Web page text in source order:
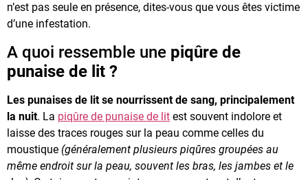
n’est pas seule en présence, dites-vous que vous êtes victime
d’une infestation.
A quoi ressemble une piqûre de
punaise de lit ?
Les punaises de lit se nourrissent de sang, principalement
la nuit. La piqûre de punaise de lit est souvent indolore et
laisse des traces rouges sur la peau comme celles du
moustique (généralement plusieurs piqûres groupées au
même endroit sur la peau, souvent les bras, les jambes et le